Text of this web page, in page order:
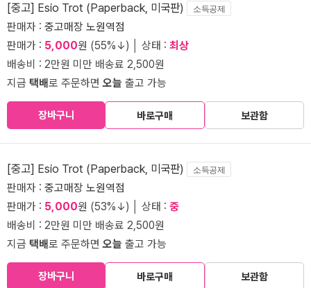
[중고] Esio Trot (Paperback, 미국판) 소득공제
판매자 : 중고매장 노원역점
판매가 : 5,000원 (55%↓) │ 상태 : 최상
배송비 : 2만원 미만 배송료 2,500원
지금 택배로 주문하면오늘 출고 가능
장바구니 바로구매 보관함
[중고] Esio Trot (Paperback, 미국판) 소득공제
판매자 : 중고매장 노원역점
판매가 : 5,000원 (53%↓) │ 상태 : 중
배송비 : 2만원 미만 배송료 2,500원
지금 택배로 주문하면오늘 출고 가능
장바구니 바로구매 보관함